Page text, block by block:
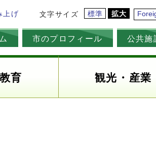
上げ 文字サイズ 標準 拡大
市のプロフィール 公共施
育 観光・産業